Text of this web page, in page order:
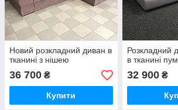
Новий розкладний диван в
тканині з нішею
36 700 ₴
Купити
Розкладний
в тканині
32 900₴